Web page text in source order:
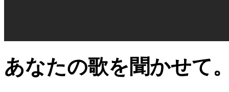
あなたの歌を聞かせて